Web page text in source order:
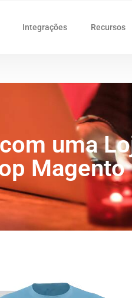
Integrações Recursos
uma
Magento